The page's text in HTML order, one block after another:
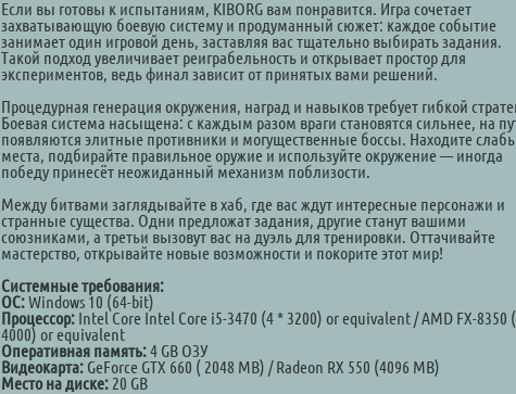
Если вы готовы к испытаниям, KIBORG вам понравится. Игра сочетает
захватывающую боевую систему и продуманный сюжет: каждое событие
занимает один игровой день, заставляя вас тщательно выбирать задания.
Такой подход увеличивает реиграбельность и открывает простор для
экспериментов, ведь финал зависит от принятых вами решений.
Процедурная генерация окружения, наград и навыков требует гибкой
Боевая система насыщена: с каждым разом враги становятся сильнее, на
появляются элитные противники и могущественные боссы. Находите
места, подбирайте правильное оружие и используйте окружение — иногда
победу принесёт неожиданный механизм поблизости.
Между битвами заглядывайте в хаб, где вас ждут интересные персонажи и
странные существа. Одни предложат задания, другие станут вашими
союзниками, а третьи вызовут вас на дуэль для тренировки. Оттачивайте
мастерство, открывайте новые возможности и покорите этот мир!
Системные требования:
ОС:Windows 10 (64-bit)
Процессор: Intel Core Intel Core i5-3470 (4 * 3200) or equivalent / AMD FX-8350
4000) or equivalent
Оперативная память:4 GB ОЗУ
Видеокарта: GeForce GTX 660 ( 2048 MB) / Radeon RX 550 (4096 MB)
Место на диске: 20 GB